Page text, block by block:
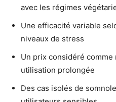
avec les régimes
Une efficacité variable
niveaux de stress
Un prix considéré
utilisation prolongée
Des cas isolés de